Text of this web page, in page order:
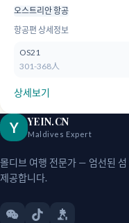
오스트리안 항공
항공편 상세정보
OS21
301-368人
상세보기
Y YEIN.CN
Maldives Expert
몰디브 여행 전문가 — 엄선된
제공합니다.